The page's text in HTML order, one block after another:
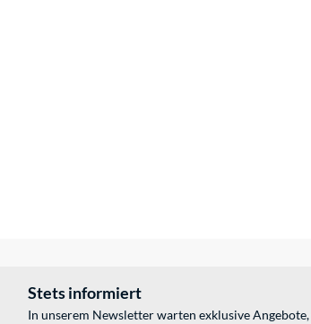
Stets informiert
In unserem Newsletter warten exklusive